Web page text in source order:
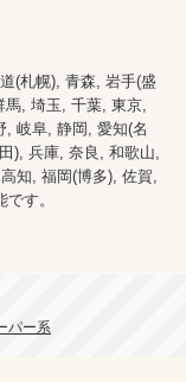
(札幌), 青森, 岩手(盛
馬, 埼玉, 千葉, 東京,
岐阜, 静岡, 愛知(名
), 兵庫, 奈良, 和歌山,
知, 福岡(博多), 佐賀,
す。
パー系